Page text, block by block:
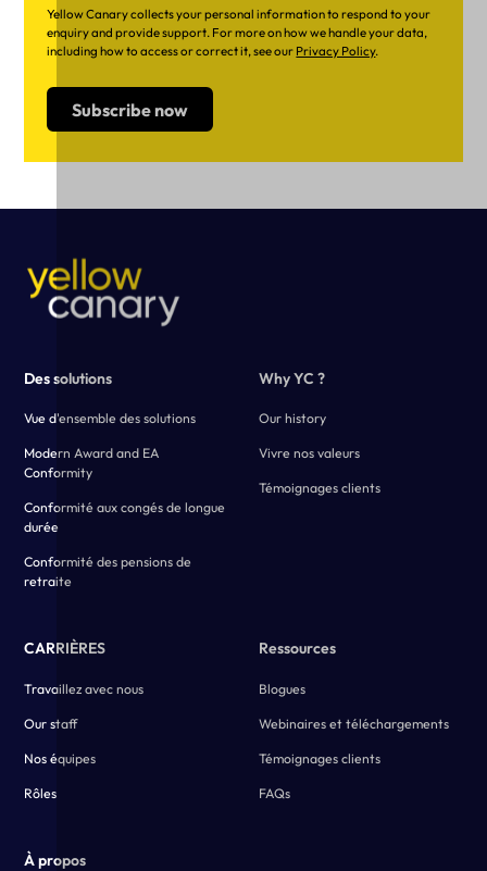
Yellow Canary collects your personal information to respond to your
enquiry and provide support. For more on how we handle your data,
including how to access or correct it, see our Privacy Policy.
Des solutions
Vue d'ensemble des solutions
Modern Award and EA
Conformity
Conformité aux congés de longue
durée
Conformité des pensions de
retraite
Why YC ?
Our history
Vivre nos valeurs
Témoignages clients
CARRIÈRES
Travaillez avec nous
Our staff
Nos équipes
Rôles
Ressources
Blogues
Webinaires et téléchargements
Témoignages clients
FAQs
À propos